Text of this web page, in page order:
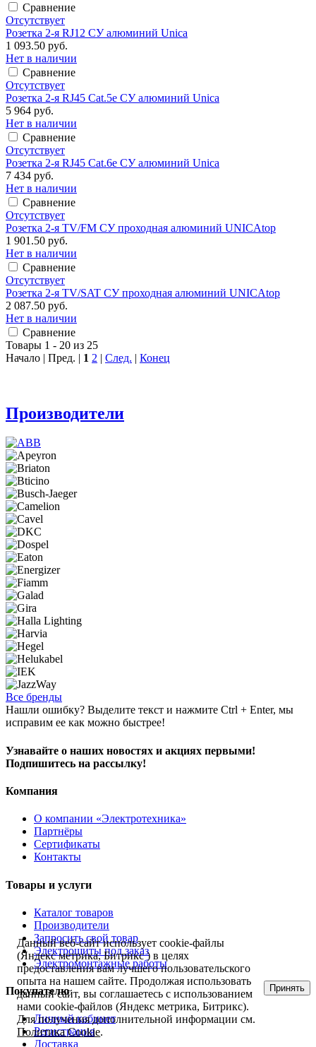
Сравнение
Отсутствует
Розетка 2-я RJ12 СУ алюминий Unica
1 093.50 руб.
Нет в наличии
Сравнение
Отсутствует
Розетка 2-я RJ45 Cat.5e СУ алюминий Unica
5 964 руб.
Нет в наличии
Сравнение
Отсутствует
Розетка 2-я RJ45 Cat.6e СУ алюминий Unica
7 434 руб.
Нет в наличии
Сравнение
Отсутствует
Розетка 2-я TV/FM СУ проходная алюминий UNICAtop
1 901.50 руб.
Нет в наличии
Сравнение
Отсутствует
Розетка 2-я TV/SAT СУ проходная алюминий UNICAtop
2 087.50 руб.
Нет в наличии
Сравнение
Товары 1 - 20 из 25
Начало | Пред. | 1 2 | След. | Конец
Производители
Все бренды
Нашли ошибку? Выделите текст и нажмите Ctrl + Enter, мы
исправим ее как можно быстрее!
Узнавайте о наших новостях и акциях первыми!
Подпишитесь на рассылку!
Компания
О компании «Электротехника»
Партнёры
Сертификаты
Контакты
Товары и услуги
Каталог товаров
Производители
Запросить свой товар
Электрощиты под заказ
Электромонтажные работы
Покупателю
Личный кабинет
Регистрация
Доставка
Данный веб-сайт использует cookie-файлы
(Яндекс метрика, Битрикс ) в целях
предоставления вам лучшего пользовательского
опыта на нашем сайте. Продолжая использовать
данный сайт, вы соглашаетесь с использованием
нами cookie-файлов (Яндекс метрика, Битрикс).
Для получения дополнительной информации см.
Политика Cookie.
Принять